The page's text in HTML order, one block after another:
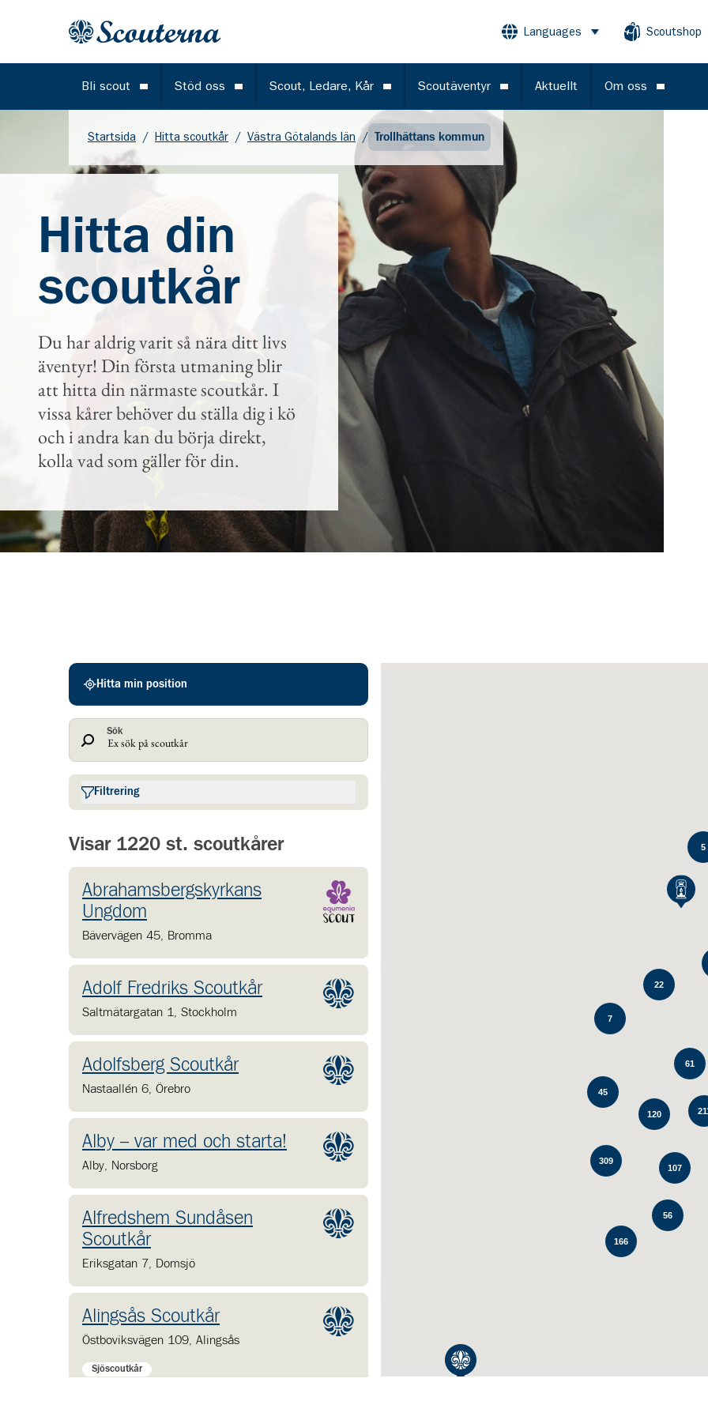
Gå till huvudinnehållet
Languages Öppna menyScoutshop
Bli scout Öppna meny
Stöd oss Öppna meny
Scout, Ledare, Kår Öppna meny
Scoutäventyr Öppna meny
Aktuellt Om oss Öppna
Startsida / Hitta scoutkår / Västra Götalands län / Trollhättans kommun
Hitta din
scoutkår
Du har aldrig varit så nära ditt livs
äventyr! Din första utmaning blir
att hitta din närmaste scoutkår. I
vissa kårer behöver du ställa dig i kö
och i andra kan du börja direkt,
kolla vad som gäller för din.
Scoutkårer
Hitta min position
Sök
Filtrering
Visar 1220 st. scoutkårer
Abrahamsbergskyrkans
Ungdom
Bävervägen 45 Bromma
Adolf Fredriks Scoutkår
Saltmätargatan 1 Stockholm
Adolfsberg Scoutkår
Nastaallén 6 Örebro
Alby – var med och starta!
Alby Norsborg
Alfredshem Sundåsen
Scoutkår
Eriksgatan 7 Domsjö
Alingsås Scoutkår
Östboviksvägen 109 Alingsås
Sjöscoutkår
120
309
166
107
5
61
22
45
56
7